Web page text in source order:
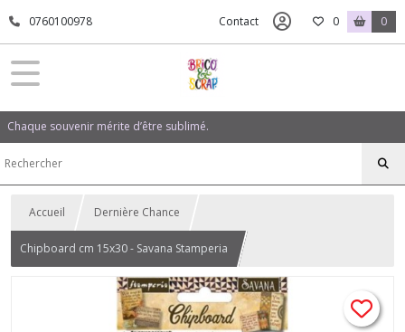
0760100978 Contact 0 0
Chaque souvenir mérite d’être sublimé.
Accueil Dernière Chance
Chipboard cm 15x30 - Savana Stamperia